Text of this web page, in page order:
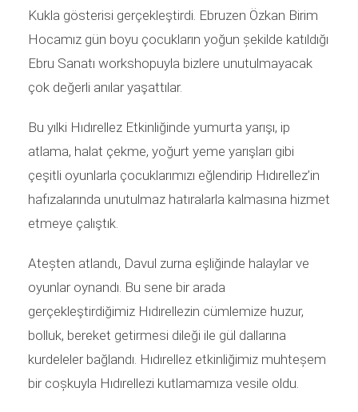
Kukla gösterisi gerçekleştirdi. Ebruzen Özkan Birim
Hocamız gün boyu çocukların yoğun șekilde katıldığı
Ebru Sanatı workshopuyla bizlere unutulmayacak
çok değerli anılar yaşattılar.
Bu yılki Hıdırellez Etkinliğinde yumurta yarışı, ip
atlama, halat çekme, yoğurt yeme yarışları gibi
çeşitli oyunlarla çocuklarımızı eğlendirip Hıdırellez’in
hafızalarında unutulmaz hatıralarla kalmasına hizmet
etmeye çalıştık.
Ateșten atlandι, Davul zurna eşliğinde halaylar ve
oyunlar oynandı. Bu sene bir arada
gerçekleştirdiğimiz Hıdırellezin cümlemize huzur,
bolluk, bereket getirmesi dileği ile gül dallarına
kurdeleler bağlandı. Hıdırellez etkinliğimiz muhteșem
bir coșkuyla Hıdırellezi kutlamamıza vesile oldu.